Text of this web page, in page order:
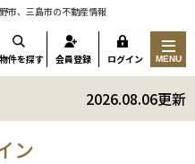
市、三島市の不動産情報
2026.08.06更新
物件を探す 会員登録 ログイン MENU
ン